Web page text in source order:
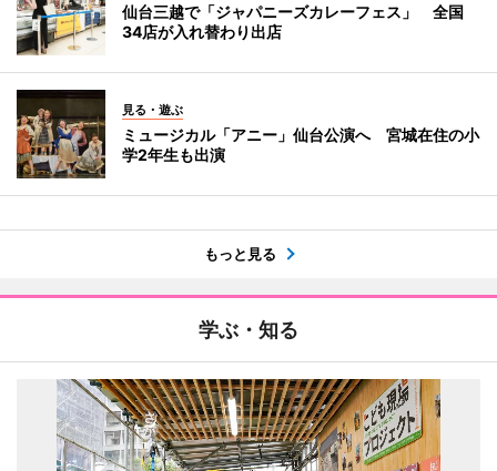
仙台三越で「ジャパニーズカレーフェス」 全国
34店が入れ替わり出店
見る・遊ぶ
ミュージカル「アニー」仙台公演へ 宮城在住の小
学2年生も出演
もっと見る
学ぶ・知る